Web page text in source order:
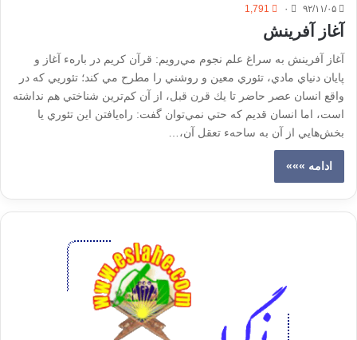
۹۲/۱۱/۰۵ ۰ 1,791
آغاز آفرينش
آغاز آفرينش به سراغ علم نجوم مي‌رويم: قرآن كريم در بارهء آغاز و
پايان دنياي مادي، تئوري معين و روشني را مطرح مي كند؛ تئوريي كه در
واقع انسان عصر حاضر تا يك قرن قبل، از آن كم‌ترين شناختي هم نداشته
است، اما انسان قديم كه حتي نمي‌توان گفت: راه‌يافتن اين تئوري يا
بخش‌هايي از آن به ساحهء تعقل آن،…
ادامه »»»